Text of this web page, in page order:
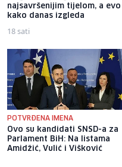
najsavršenijim tijelom, a evo
kako danas izgleda
18 sati
POTVRĐENA IMENA
Ovo su kandidati SNSD-a za
Parlament BiH: Na listama
Amidžić, Vulić i Višković